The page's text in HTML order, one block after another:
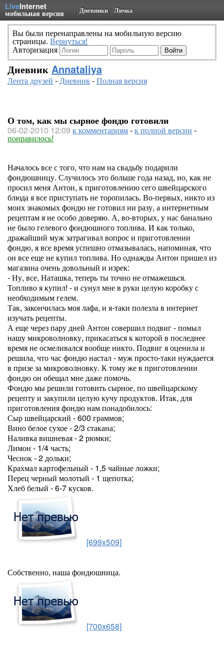
LiveInternet
мобильная версия Дневники Личка
Вы были перенаправлены на мобильную версию
страницы. Вернуться!
Авторизация
Дневник Annataliya
Лента друзей -Дневник-Полная версия
О том, как мы сырное фондю готовили
06-02-2010 12:09 к комментариям-к полной версии -
понравилось!
Началось все с того, что нам на свадьбу подарили
фондюшницу. Случилось это больше года назад, но, как не
просил меня Антон, к приготовлению сего швейцарского
блюда я все приступать не торопилась. Во-первых, никто из
моих знакомых фондю не готовил ни разу, а интернетным
рецептам я не особо доверяю. А, во-вторых, у нас банально
не было гелевого фондюшного топлива. И как только,
дражайший муж затрагивал вопрос и приготовлении
фондю, я все время успешно отмазывалась, напоминая, что
он все еще не купил топлива. Но однажды Антон пришел из
магазина очень довольный и изрек:
- Ну, все, Наташка, теперь ты точно не отмажешься.
Топливо я купил! - и сунул мне в руки целую коробку с
необходимым гелем.
Так, закончилась моя лафа, и я-таки полезла в интернет
изучать рецепты.
А еще через пару дней Антон совершил подвиг - помыл
нашу микроволновку, прикасаться к которой в последнее
время не осмеливался вообще никто. Подвиг я оценила и
решила, что час фондю настал - муж просто-таки нуждается
в призе за микроволновку. К тому же в приготовлении
фондю он обещал мне даже помочь.
Фондю мы решили готовить сырное, по швейцарскому
рецепту и закупили целую кучу продуктов. Итак, для
приготовления фондю нам понадобилось:
Сыр швейцарский - 600 граммов;
Вино белое сухое - 2/3 стакана;
Наливка вишневая - 2 рюмки;
Лимон - 1/4 часть;
Чеснок - 2 дольки;
Крахмал картофельный - 1,5 чайные ложки;
Перец черный молотый - 1 щепотка;
Хлеб белый - 6-7 кусков.
[699x509]
Собственно, наша фондюшница.
[700x658]